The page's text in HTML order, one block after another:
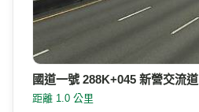
國道一號 288K+045 新營交流道
距離 1.0 公里